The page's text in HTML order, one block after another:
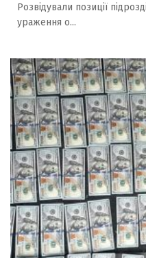
Розвідували позиції
ураження о...